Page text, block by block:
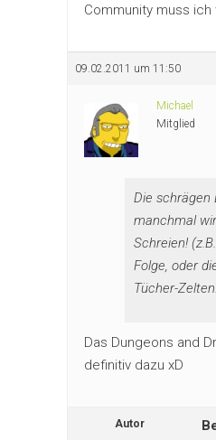
Community muss
09.02.2011 um 11:50
Michael
Mitglied
Die schrägen
manchmal
Schreien!
Folge, oder
Tücher-
Das Dungeons and
definitiv dazu xD
Autor